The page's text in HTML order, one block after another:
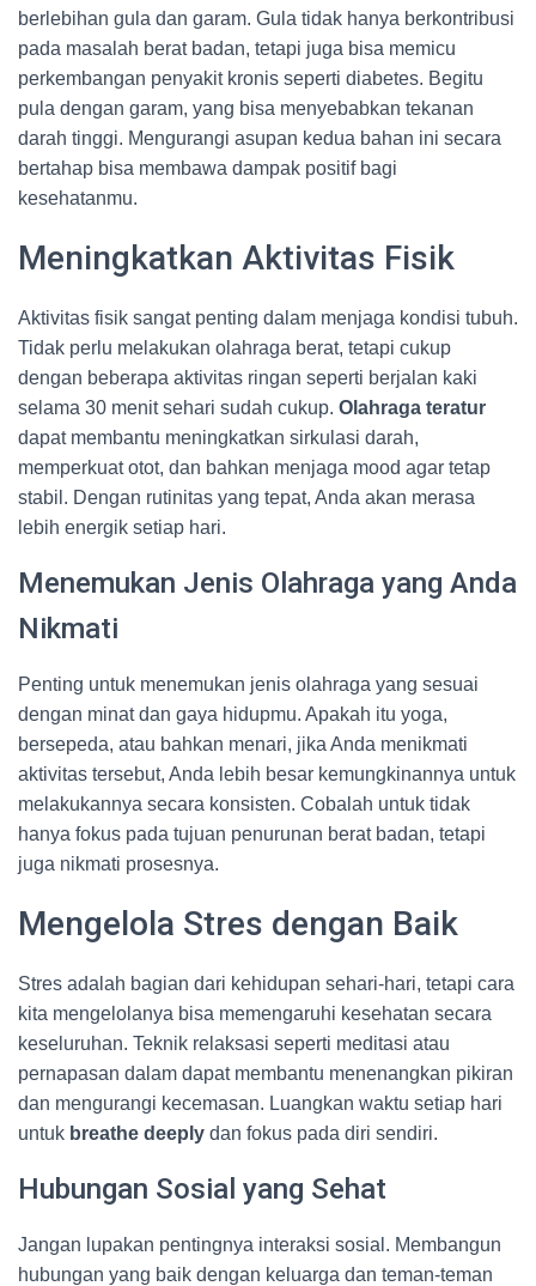
berlebihan gula dan garam. Gula tidak hanya berkontribusi
pada masalah berat badan, tetapi juga bisa memicu
perkembangan penyakit kronis seperti diabetes. Begitu
pula dengan garam, yang bisa menyebabkan tekanan
darah tinggi. Mengurangi asupan kedua bahan ini secara
bertahap bisa membawa dampak positif bagi
kesehatanmu.
Meningkatkan Aktivitas Fisik
Aktivitas fisik sangat penting dalam menjaga kondisi tubuh.
Tidak perlu melakukan olahraga berat, tetapi cukup
dengan beberapa aktivitas ringan seperti berjalan kaki
selama 30 menit sehari sudah cukup. Olahraga teratur
dapat membantu meningkatkan sirkulasi darah,
memperkuat otot, dan bahkan menjaga mood agar tetap
stabil. Dengan rutinitas yang tepat, Anda akan merasa
lebih energik setiap hari.
Menemukan Jenis Olahraga yang Anda
Nikmati
Penting untuk menemukan jenis olahraga yang sesuai
dengan minat dan gaya hidupmu. Apakah itu yoga,
bersepeda, atau bahkan menari, jika Anda menikmati
aktivitas tersebut, Anda lebih besar kemungkinannya untuk
melakukannya secara konsisten. Cobalah untuk tidak
hanya fokus pada tujuan penurunan berat badan, tetapi
juga nikmati prosesnya.
Mengelola Stres dengan Baik
Stres adalah bagian dari kehidupan sehari-hari, tetapi cara
kita mengelolanya bisa memengaruhi kesehatan secara
keseluruhan. Teknik relaksasi seperti meditasi atau
pernapasan dalam dapat membantu menenangkan pikiran
dan mengurangi kecemasan. Luangkan waktu setiap hari
untuk breathe deeply dan fokus pada diri sendiri.
Hubungan Sosial yang Sehat
Jangan lupakan pentingnya interaksi sosial. Membangun
hubungan yang baik dengan keluarga dan teman-teman